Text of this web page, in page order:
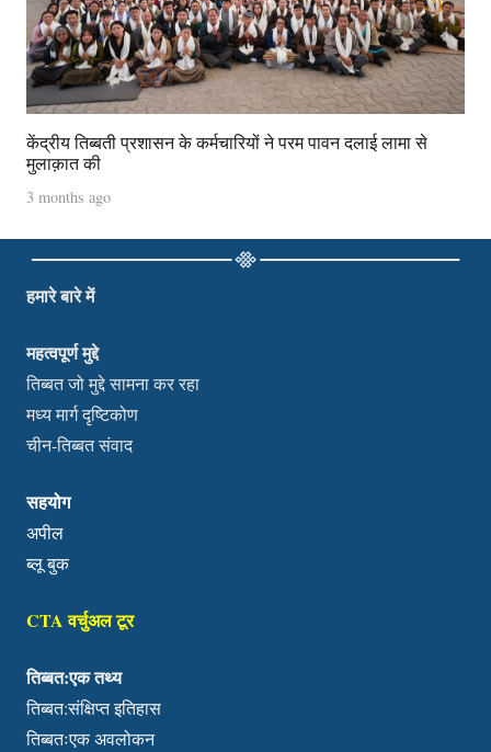
केंद्रीय तिब्बती प्रशासन के कर्मचारियों ने परम पावन दलाई लामा से
मुलाक़ात की
3 months ago
हमारे बारे में
महत्वपूर्ण मुद्दे
तिब्बत जो मुद्दे सामना कर रहा
मध्य मार्ग दृष्टिकोण
चीन-तिब्बत संवाद
सहयोग
अपील
ब्लू बुक
CTA वर्चुअल टूर
तिब्बत:एक तथ्य
तिब्बत:संक्षिप्त इतिहास
तिब्बतःएक अवलोकन